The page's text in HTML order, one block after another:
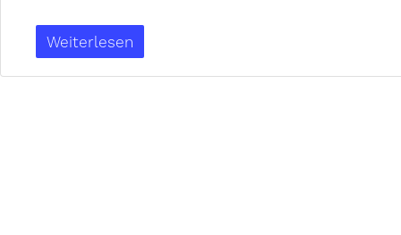
Weiterlesen